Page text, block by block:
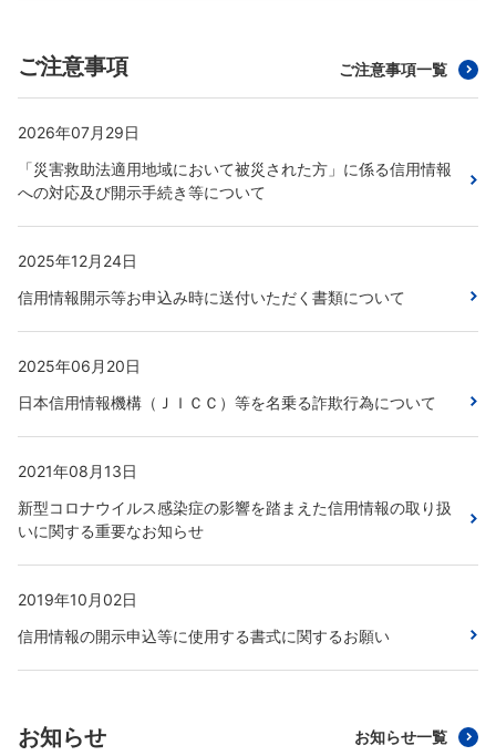
ご注意事項 ご注意事項一覧
2026年07月29日
「災害救助法適用地域において被災された方」に係る信用情報
への対応及び開示手続き等について
2025年12月24日
信用情報開示等お申込み時に送付いただく書類について
2025年06月20日
日本信用情報機構（ＪＩＣＣ）等を名乗る詐欺行為について
2021年08月13日
新型コロナウイルス感染症の影響を踏まえた信用情報の取り扱
いに関する重要なお知らせ
2019年10月02日
信用情報の開示申込等に使用する書式に関するお願い
お知らせ お知らせ一覧